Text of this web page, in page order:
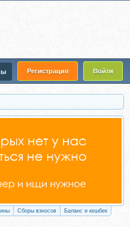
Регистрация Войти
Сборы взносов Баланс и кешбек